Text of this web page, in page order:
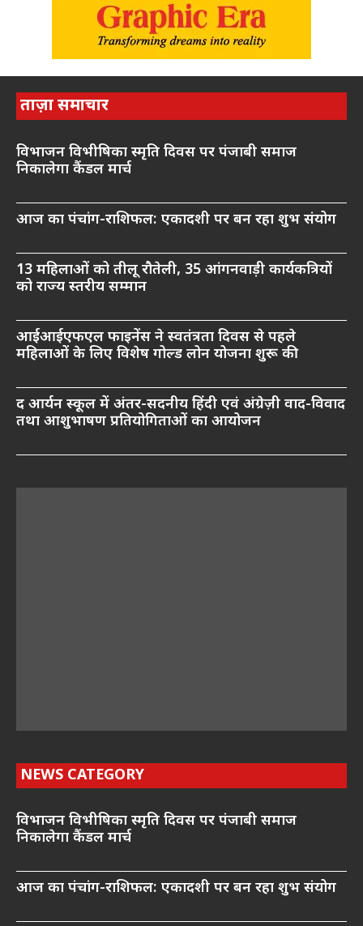
ताज़ा समाचार
विभाजन विभीषिका स्मृति दिवस पर पंजाबी समाज
निकालेगा कैंडल मार्च
आज का पंचांग-राशिफल: एकादशी पर बन रहा शुभ संयोग
13 महिलाओं को तीलू रौतेली, 35 आंगनवाड़ी कार्यकत्रियों
को राज्य स्तरीय सम्मान
आईआईएफएल फाइनेंस ने स्वतंत्रता दिवस से पहले
महिलाओं के लिए विशेष गोल्ड लोन योजना शुरू की
द आर्यन स्कूल में अंतर-सदनीय हिंदी एवं अंग्रेज़ी वाद-विवाद
तथा आशुभाषण प्रतियोगिताओं का आयोजन
NEWS CATEGORY
विभाजन विभीषिका स्मृति दिवस पर पंजाबी समाज
निकालेगा कैंडल मार्च
आज का पंचांग-राशिफल: एकादशी पर बन रहा शुभ संयोग